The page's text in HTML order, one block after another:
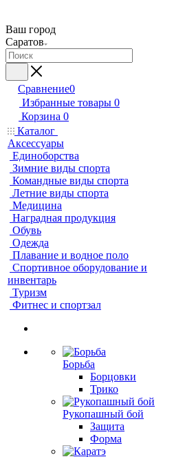
Ваш город
Саратов
Сравнение0
Избранные товары 0
Корзина 0
Каталог
Аксессуары
Единоборства
Зимние виды спорта
Командные виды спорта
Летние виды спорта
Медицина
Наградная продукция
Обувь
Одежда
Плавание и водное поло
Спортивное оборудование и
инвентарь
Туризм
Фитнес и спортзал
Борьба
Борцовки
Трико
Рукопашный бой
Защита
Форма